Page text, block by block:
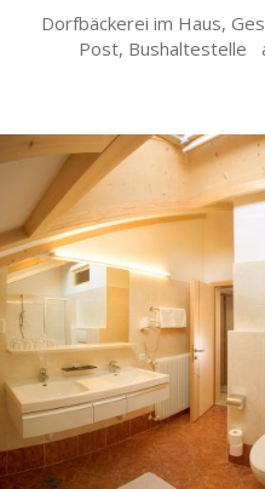
Dorfbäckerei im Haus,
Post, Bushaltestelle